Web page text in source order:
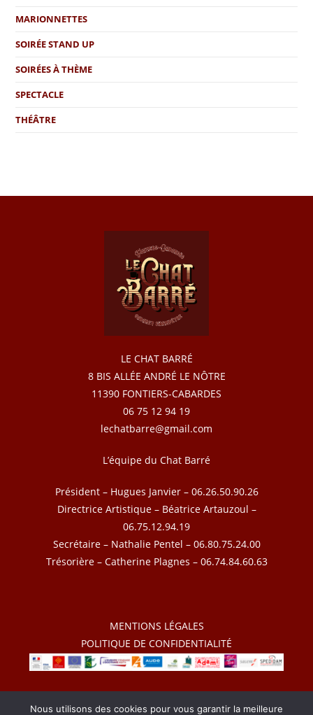
MARIONNETTES
SOIRÉE STAND UP
SOIRÉES À THÈME
SPECTACLE
THÉÂTRE
LE CHAT BARRÉ
8 BIS ALLÉE ANDRÉ LE NÔTRE
11390 FONTIERS-CABARDES
06 75 12 94 19
lechatbarre@gmail.com
L’équipe du Chat Barré
Président – Hugues Janvier – 06.26.50.90.26
Directrice Artistique – Béatrice Artauzoul –
06.75.12.94.19
Secrétaire – Nathalie Pentel – 06.80.75.24.00
Trésorière – Catherine Plagnes – 06.74.84.60.63
MENTIONS LÉGALES
POLITIQUE DE CONFIDENTIALITÉ
2026 – Le Chat Barré – Tous droits réservés
Nous utilisons des cookies pour vous garantir la meilleure